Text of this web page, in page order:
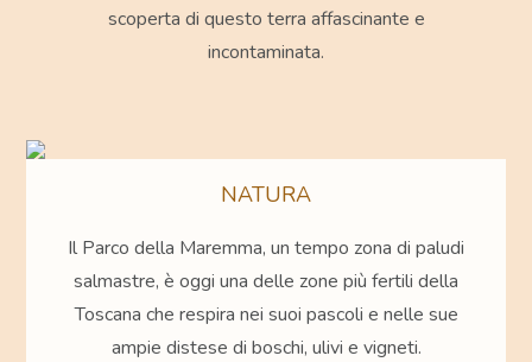
scoperta di questo terra affascinante e
incontaminata.
NATURA
Il Parco della Maremma, un tempo zona di paludi
salmastre, è oggi una delle zone più fertili della
Toscana che respira nei suoi pascoli e nelle sue
ampie distese di boschi, ulivi e vigneti.